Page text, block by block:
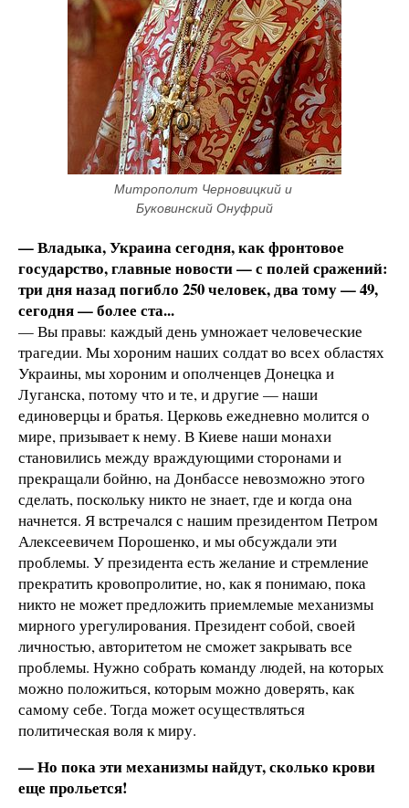
Митрополит Черновицкий и
Буковинский Онуфрий
— Владыка, Украина сегодня, как фронтовое
государство, главные новости — с полей сражений:
три дня назад погибло 250 человек, два тому — 49,
сегодня — более ста...
— Вы правы: каждый день умножает человеческие
трагедии. Мы хороним наших солдат во всех областях
Украины, мы хороним и ополченцев Донецка и
Луганска, потому что и те, и другие — наши
единоверцы и братья. Церковь ежедневно молится о
мире, призывает к нему. В Киеве наши монахи
становились между враждующими сторонами и
прекращали бойню, на Донбассе невозможно этого
сделать, поскольку никто не знает, где и когда она
начнется. Я встречался с нашим президентом Петром
Алексеевичем Порошенко, и мы обсуждали эти
проблемы. У президента есть желание и стремление
прекратить кровопролитие, но, как я понимаю, пока
никто не может предложить приемлемые механизмы
мирного урегулирования. Президент собой, своей
личностью, авторитетом не сможет закрывать все
проблемы. Нужно собрать команду людей, на которых
можно положиться, которым можно доверять, как
самому себе. Тогда может осуществляться
политическая воля к миру.
— Но пока эти механизмы найдут, сколько крови
еще прольется!